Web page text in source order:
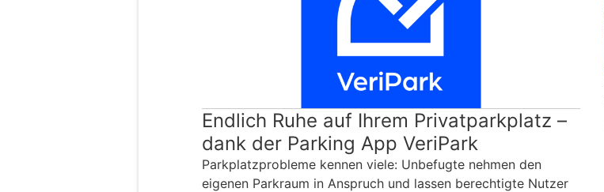
Endlich Ruhe auf Ihrem Privatparkplatz –
dank der Parking App VeriPark
Parkplatzprobleme kennen viele: Unbefugte nehmen den
eigenen Parkraum in Anspruch und lassen berechtigte Nutzer